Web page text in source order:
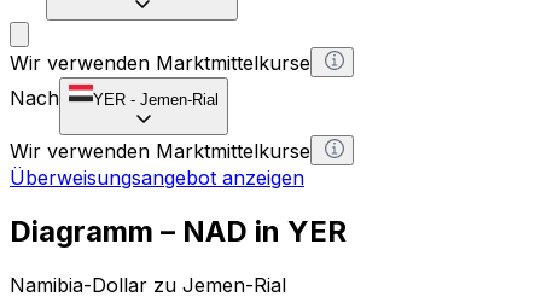
Wir verwenden Marktmittelkurse
Nach
YER - Jemen-Rial
Wir verwenden Marktmittelkurse
Überweisungsangebot anzeigen
Diagramm – NAD in YER
Namibia-Dollar zu Jemen-Rial